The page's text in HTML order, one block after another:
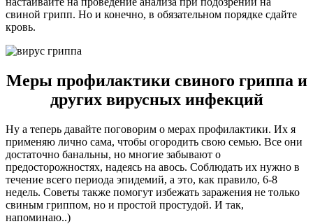
свиной грипп. Но и конечно, в обязательном порядке сдайте
кровь.
Меры профилактики свиного гриппа и
других вирусных инфекций
Ну а теперь давайте поговорим о мерах профилактики. Их я
применяю лично сама, чтобы огородить свою семью. Все они
достаточно банальны, но многие забывают о
предосторожностях, надеясь на авось. Соблюдать их нужно в
течение всего периода эпидемий, а это, как правило, 6-8
недель. Советы также помогут избежать заражения не только
свиным гриппом, но и простой простудой. И так,
напоминаю..)